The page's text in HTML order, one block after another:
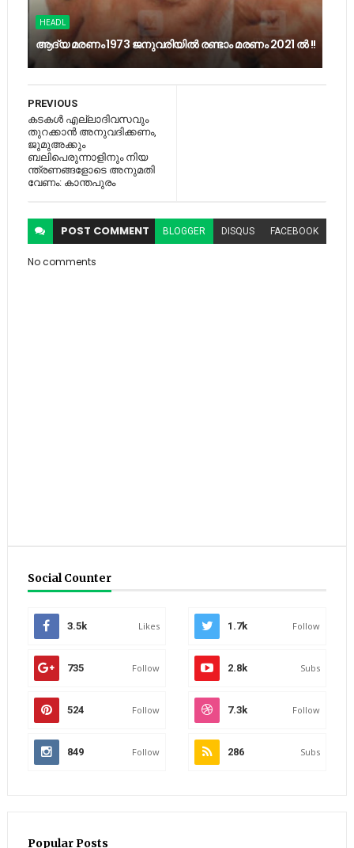
HEADL
ആദ്യ മരണം 1973 ജനുവരിയിൽ രണ്ടാം മരണം 2021 ൽ !!
PREVIOUS
കടകൾ എല്ലാദിവസവും
തുറക്കാൻ അനുവദിക്കണം,
ജുമുഅക്കും
ബലിപെരുന്നാളിനും നിയ​​
ന്ത്രണങ്ങളോടെ അനുമതി
വേണം: കാന്തപുരം
POST COMMENT BLOGGER DISQUS FACEBOOK
No comments
Social Counter
3.5k Likes 1.7k Follow
735 Follow 2.8k Subs
524 Follow 7.3k Follow
849 Follow 286 Subs
Popular Posts